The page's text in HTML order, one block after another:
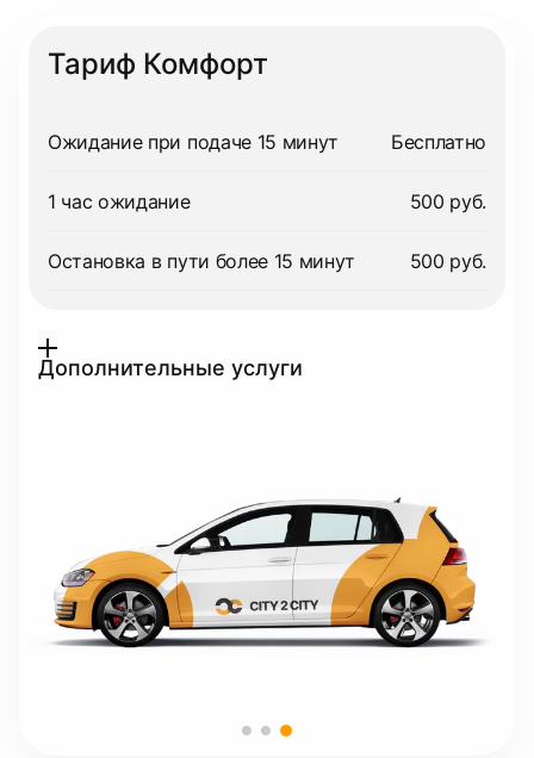
Тариф Комфорт
Ожидание при подаче 15 минут Бесплатно
1 час ожидание 500 руб.
Остановка в пути более 15 минут 500 руб.
Дополнительные услуги